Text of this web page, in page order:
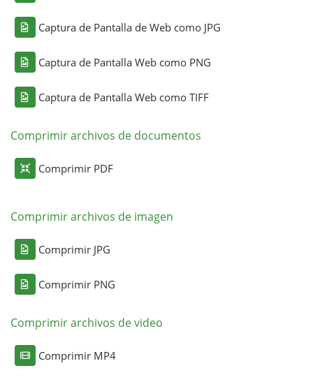
Captura de Pantalla de Web como JPG
Captura de Pantalla Web como PNG
Captura de Pantalla Web como TIFF
Comprimir archivos de documentos
Comprimir PDF
Comprimir archivos de imagen
Comprimir JPG
Comprimir PNG
Comprimir archivos de video
Comprimir MP4